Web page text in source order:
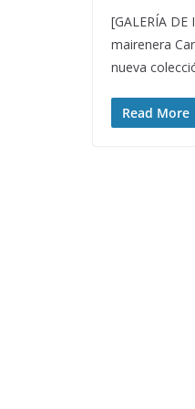
[GALERÍA DE
mairenera
nueva
Read More